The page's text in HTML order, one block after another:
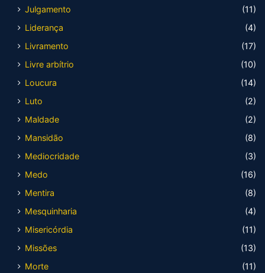
Julgamento
(11)
Liderança
(4)
Livramento
(17)
Livre arbítrio
(10)
Loucura
(14)
Luto
(2)
Maldade
(2)
Mansidão
(8)
Mediocridade
(3)
Medo
(16)
Mentira
(8)
Mesquinharia
(4)
Misericórdia
(11)
Missões
(13)
Morte
(11)